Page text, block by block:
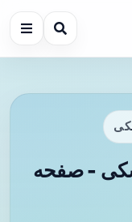
- صفحه